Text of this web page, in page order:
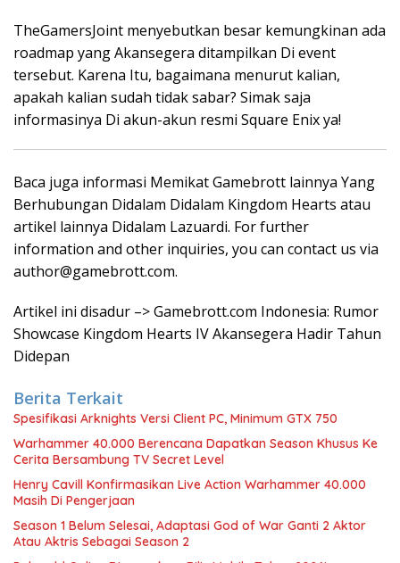
TheGamersJoint menyebutkan besar kemungkinan ada
roadmap yang Akansegera ditampilkan Di event
tersebut. Karena Itu, bagaimana menurut kalian,
apakah kalian sudah tidak sabar? Simak saja
informasinya Di akun-akun resmi Square Enix ya!
Baca juga informasi Memikat Gamebrott lainnya Yang
Berhubungan Didalam Didalam Kingdom Hearts atau
artikel lainnya Didalam Lazuardi. For further
information and other inquiries, you can contact us via
author@gamebrott.com.
Artikel ini disadur –> Gamebrott.com Indonesia: Rumor
Showcase Kingdom Hearts IV Akansegera Hadir Tahun
Didepan
Berita Terkait
Spesifikasi Arknights Versi Client PC, Minimum GTX 750
Warhammer 40.000 Berencana Dapatkan Season Khusus Ke
Cerita Bersambung TV Secret Level
Henry Cavill Konfirmasikan Live Action Warhammer 40.000
Masih Di Pengerjaan
Season 1 Belum Selesai, Adaptasi God of War Ganti 2 Aktor
Atau Aktris Sebagai Season 2